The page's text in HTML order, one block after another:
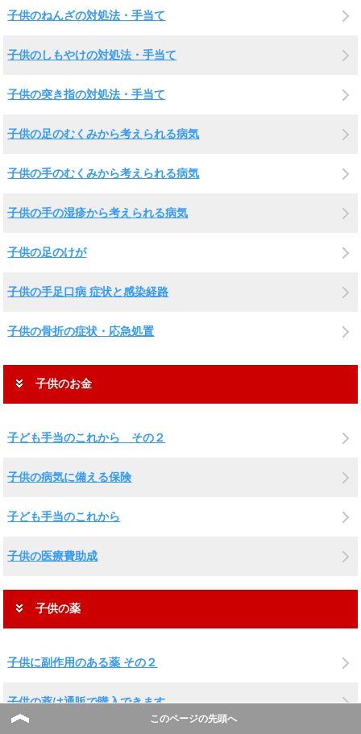
子供のねんざの対処法・手当て
子供のしもやけの対処法・手当て
子供の突き指の対処法・手当て
子供の足のむくみから考えられる病気
子供の手のむくみから考えられる病気
子供の手の湿疹から考えられる病気
子供の足のけが
子供の手足口病 症状と感染経路
子供の骨折の症状・応急処置
子供のお金
子ども手当のこれから その２
子供の病気に備える保険
子ども手当のこれから
子供の医療費助成
子供の薬
子供に副作用のある薬 その２
子供の薬は通販で購入できます。
このページの先頭へ